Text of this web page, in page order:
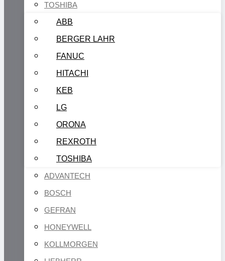
TOSHIBA
ABB
BERGER LAHR
FANUC
HITACHI
KEB
LG
ORONA
REXROTH
TOSHIBA
ADVANTECH
BOSCH
GEFRAN
HONEYWELL
KOLLMORGEN